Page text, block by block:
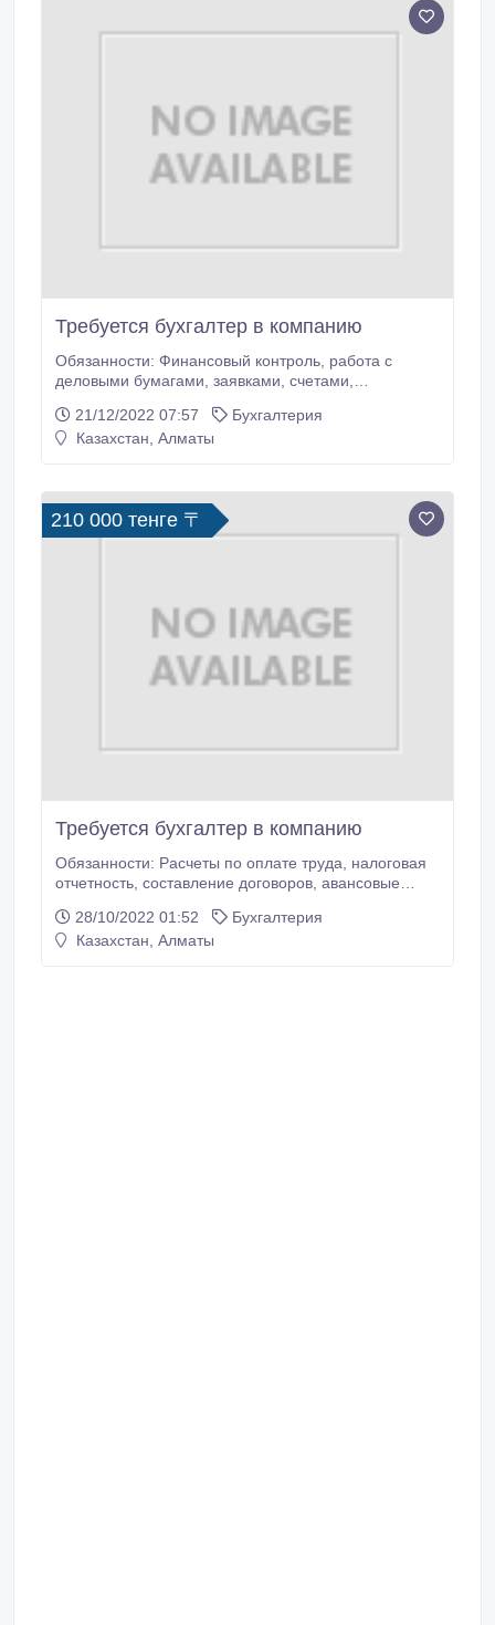
Требуется бухгалтер в компанию
Обязанности: Финансовый контроль, работа с
деловыми бумагами, заявками, счетами,
документацией, обучаемость; Условия:
дополнительные премии при активной работе и
21/12/2022 07:57
Бухгалтерия
Казахстан, Алматы
210 000 тенге 〒
Требуется бухгалтер в компанию
Обязанности: Расчеты по оплате труда, налоговая
отчетность, составление договоров, авансовые
ответственность, активность, хорошая
самоорганизация; Условия: Полная занятость,
28/10/2022 01:52
Бухгалтерия
Казахстан, Алматы